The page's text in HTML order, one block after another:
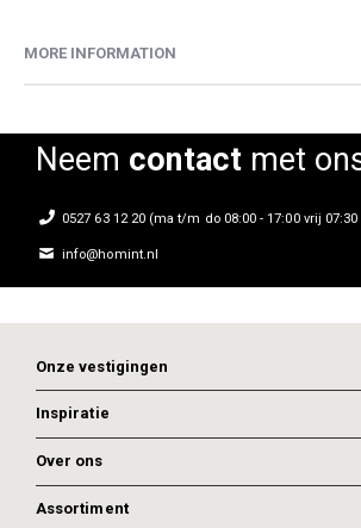
MORE INFORMATION
Neem contactmet
0527 63 12 20 (ma t/m do 08:00 - 17:00 vrij 07:30
info@homint.nl
Onze vestigingen
Inspiratie
Over ons
Assortiment